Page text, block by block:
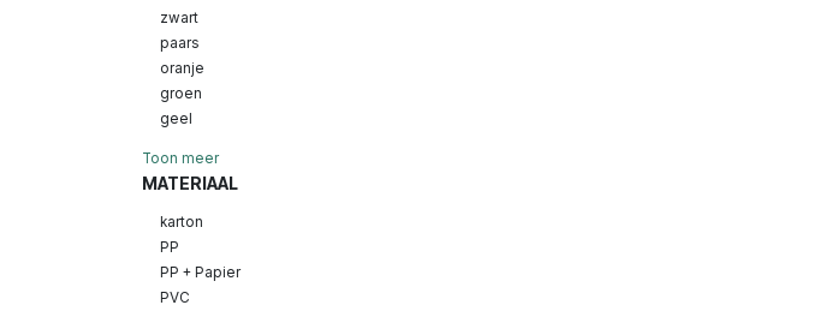
zwart
paars
oranje
groen
geel
Toon meer
MATERIAAL
karton
PP
PP + Papier
PVC